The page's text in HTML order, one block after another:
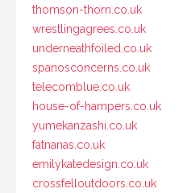
thomson-thorn.co.uk
wrestlingagrees.co.uk
underneathfoiled.co.uk
spanosconcerns.co.uk
telecomblue.co.uk
house-of-hampers.co.uk
yumekanzashi.co.uk
fatnanas.co.uk
emilykatedesign.co.uk
crossfelloutdoors.co.uk